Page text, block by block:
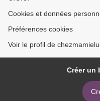
Cookies et données
Préférences cookies
Voir le profil de
Créer un